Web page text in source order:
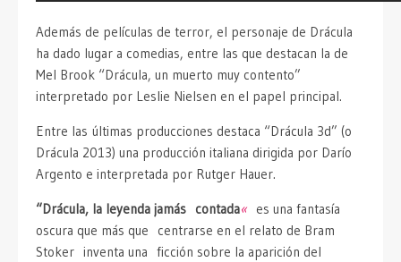
Además de películas de terror, el personaje de Drácula
ha dado lugar a comedias, entre las que destacan la de
Mel Brook “Drácula, un muerto muy contento”
interpretado por Leslie Nielsen en el papel principal.
Entre las últimas producciones destaca “Drácula 3d” (o
Drácula 2013) una producción italiana dirigida por Darío
Argento e interpretada por Rutger Hauer.
“Drácula, la leyenda jamás contada«es una fantasía
oscura que más que centrarse en el relato de Bram
Stoker inventa una ficción sobre la aparición del